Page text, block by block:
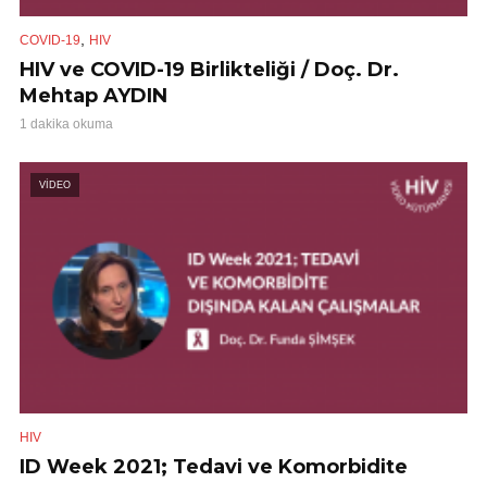
COVID-19 HIV
HIV ve COVID-19 Birlikteliği / Doç. Dr.
Mehtap AYDIN
1 dakika okuma
VİDEO
HIV
ID Week 2021; Tedavi ve Komorbidite